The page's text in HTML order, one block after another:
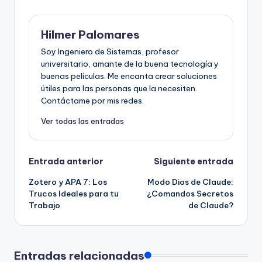
Hilmer Palomares
Soy Ingeniero de Sistemas, profesor
universitario, amante de la buena tecnología y
buenas películas. Me encanta crear soluciones
útiles para las personas que la necesiten.
Contáctame por mis redes.
Ver todas las entradas
Navegación
de
entradas
Entrada anterior
Zotero y APA 7: Los
Trucos Ideales para tu
Trabajo
Siguiente entrada
Modo Dios de Claude:
¿Comandos Secretos
de Claude?
Entradas relacionadas